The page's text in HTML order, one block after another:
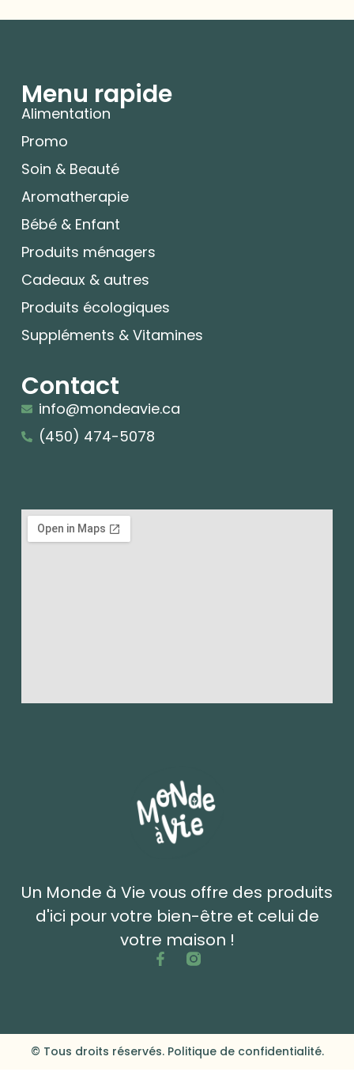
Un Monde à Vie vous offre des produits
d'ici pour votre bien-être et celui de
votre maison !
Menu rapide
Alimentation
Promo
Soin & Beauté
Aromatherapie
Bébé & Enfant
Produits ménagers
Cadeaux & autres
Produits écologiques
Suppléments & Vitamines
Contact
info@mondeavie.ca
(450) 474-5078
© Tous droits réservés. Politique de confidentialité.